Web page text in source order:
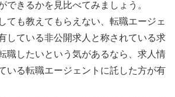
できるかを見比べてみましょう。
ても教えてもらえない、転職エージェ
している非公開求人と称されている求
職したいという気があるなら、求人情
いる転職エージェントに託した方が有